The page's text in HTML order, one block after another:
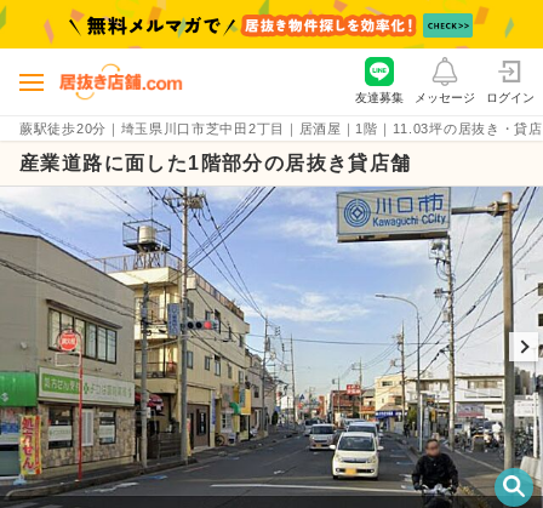
蕨駅徒歩20分｜埼玉県川口市芝中田2丁目｜居酒屋｜1階｜11.03坪の居抜き・貸
友達募集 メッセージ ログイン
産業道路に面した1階部分の居抜き貸店舗